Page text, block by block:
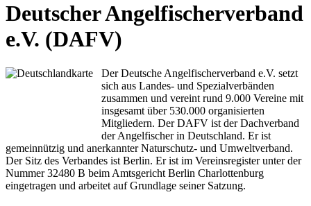
Deutscher Angelfischerverband
e.V. (DAFV)
Der Deutsche Angelfischerverband e.V. setzt
sich aus Landes- und Spezialverbänden
zusammen und vereint rund 9.000 Vereine mit
insgesamt über 530.000 organisierten
Mitgliedern. Der DAFV ist der Dachverband
der Angelfischer in Deutschland. Er ist
gemeinnützig und anerkannter Naturschutz- und Umweltverband.
Der Sitz des Verbandes ist Berlin. Er ist im Vereinsregister unter der
Nummer 32480 B beim Amtsgericht Berlin Charlottenburg
eingetragen und arbeitet auf Grundlage seiner Satzung.